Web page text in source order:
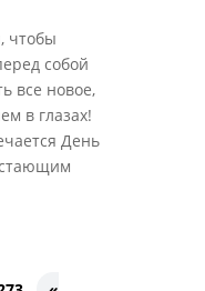
чтобы
собой
все новое,
в глазах!
День